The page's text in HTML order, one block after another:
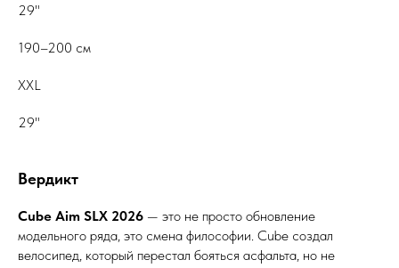
29"
190–200 см
XXL
29"
Вердикт
Cube Aim SLX 2026 — это не просто обновление
модельного ряда, это смена философии. Cube создал
велосипед, который перестал бояться асфальта, но не